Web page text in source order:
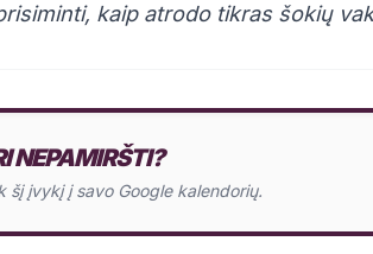
kaip atrodo tikras šokių
NEPAMIRŠTI?
šį įvykį į savo Google kalendorių.